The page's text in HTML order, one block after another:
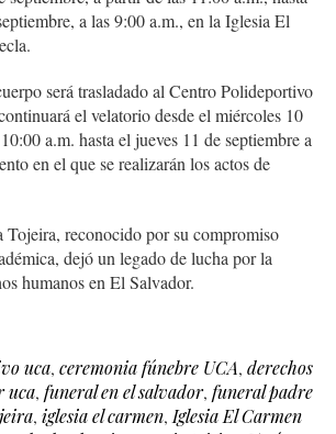
a las 9:00 a.m., en la Iglesia El
será trasladado al Centro Polideportivo
el velatorio desde el miércoles 10
a.m. hasta el jueves 11 de septiembre a
en el que se realizarán los actos de
Tojeira, reconocido por su compromiso
dejó un legado de lucha por la
humanos en El Salvador.
uca, ceremonia fúnebre UCA, derechos
uca, funeral en el salvador, funeral padre
, iglesia el carmen, Iglesia El Carmen